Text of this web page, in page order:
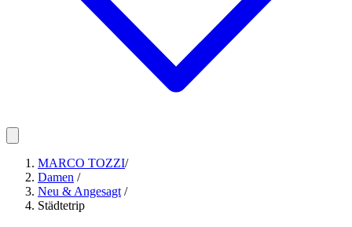
MARCO TOZZI/
Damen /
Neu & Angesagt /
Städtetrip